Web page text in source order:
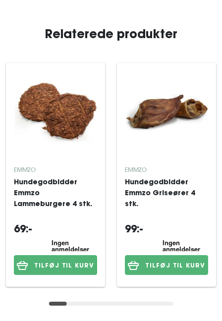
Relaterede produkter
EMMZO
Hundegodbidder
Emmzo
Lammeburgere 4 stk.
69:-
TILFØJ TIL KURV
EMMZO
Hundegodbidder
Emmzo Griseører 4
stk.
99:-
TILFØJ TIL KURV